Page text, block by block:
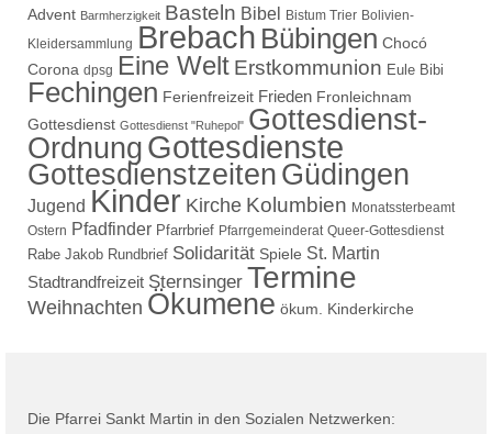
Advent Barmherzigkeit Basteln Bibel Bistum Trier Bolivien-
Kleidersammlung Brebach Bübingen Chocó
Corona dpsg Eine Welt Erstkommunion Eule Bibi
Fechingen Ferienfreizeit Frieden Fronleichnam
Gottesdienst Gottesdienst "Ruhepol" Gottesdienst-
OrdnungGottesdienste
Gottesdienstzeiten Güdingen
Jugend Kinder Kirche Kolumbien Monatssterbeamt
Ostern Pfadfinder Pfarrbrief Pfarrgemeinderat Queer-Gottesdienst
Rabe Jakob Rundbrief Solidarität Spiele St. Martin
Stadtrandfreizeit Sternsinger Termine
Weihnachten Ökumene ökum. Kinderkirche
Die Pfarrei Sankt Martin in den Sozialen Netzwerken: